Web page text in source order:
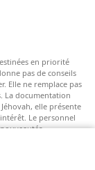
en priorité
pas de conseils
Elle ne remplace pas
La documentation
elle présente
Le personnel
valeurs et leurs